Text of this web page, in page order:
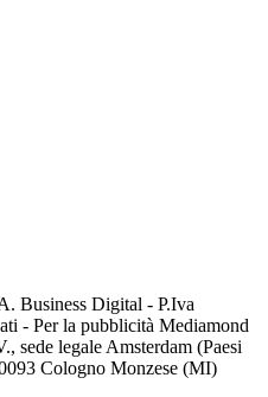
Business Digital - P.Iva
- Per la pubblicità Mediamond
sede legale Amsterdam (Paesi
Cologno Monzese (MI)